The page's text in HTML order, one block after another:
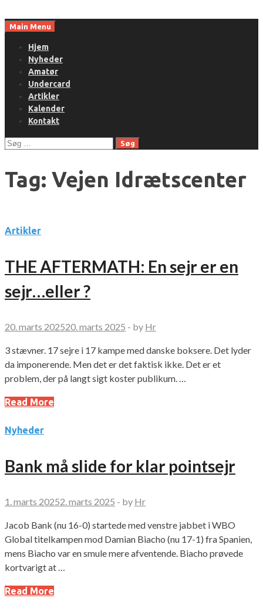
toMain Menu
Hjem
Nyheder
Amatør
Undercard
Artikler
Kalender
Kontakt
Søg
Tag: Vejen Idrætscenter
Artikler
THE AFTERMATH: En sejr er en
sejr…eller ?
20. marts 202520. marts 2025 - by Hr
3 stævner. 17 sejre i 17 kampe med danske boksere. Det lyder
da imponerende. Men det er det faktisk ikke. Det er et
problem, der på langt sigt koster publikum. …
Read More
Nyheder
Bank må slide for klar pointsejr
1. marts 20252. marts 2025 - by Hr
Jacob Bank (nu 16-0) startede med venstre jabbet i WBO
Global titelkampen mod Damian Biacho (nu 17-1) fra Spanien,
mens Biacho var en smule mere afventende. Biacho prøvede
kortvarigt at …
Read More